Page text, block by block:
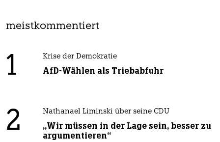
meistkommentiert
1 Krise der Demokratie
AfD-Wählen als Triebabfuhr
2 Nathanael Liminski über seine CDU
„Wir müssen in der Lage sein, besser zu
argumentieren“